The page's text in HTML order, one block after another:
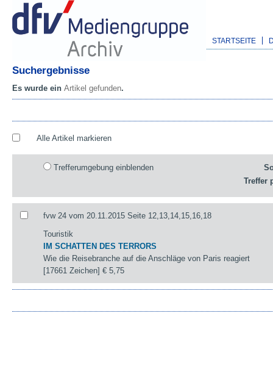
STARTSEITE
Suchergebnisse
Es wurde ein Artikel gefunden.
Alle Artikel markieren
Trefferumgebung einblenden
Treffer
fvw 24 vom 20.11.2015 Seite 12,13,14,15,16,18
Touristik
IM SCHATTEN DES TERRORS
Wie die Reisebranche auf die Anschläge von Paris reagiert
[17661 Zeichen]€ 5,75